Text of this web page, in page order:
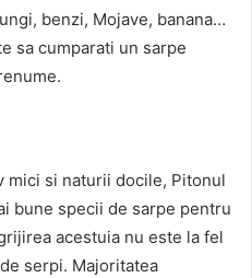
benzi, Mojave, banana…
sa cumparati un sarpe
mici si naturii docile, Pitonul
bune specii de sarpe pentru
acestuia nu este la fel
serpi. Majoritatea